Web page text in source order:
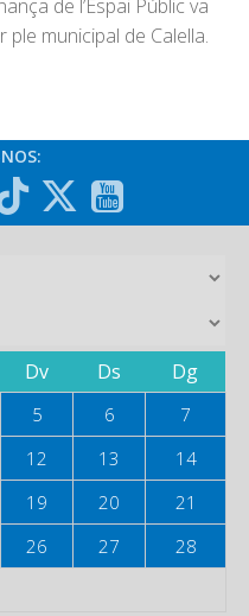
de l’Espai Públic va
municipal de Calella.
Dv Ds Dg
5 6
7
12 13
14
19 20
21
26 27
28